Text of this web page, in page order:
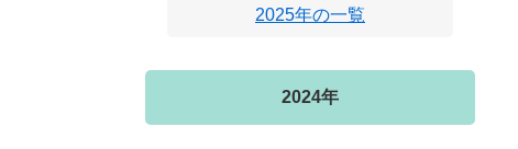
2025年の一覧
2024年